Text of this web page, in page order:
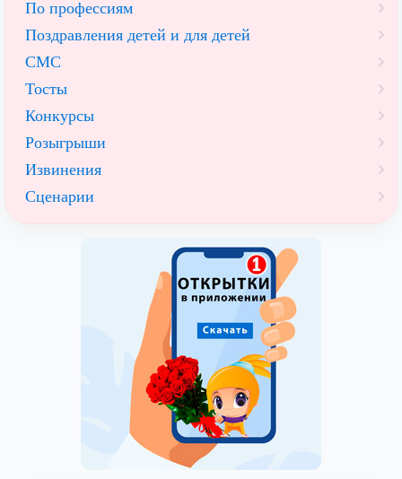
По профессиям
Поздравления детей и для детей
СМС
Тосты
Конкурсы
Розыгрыши
Извинения
Сценарии